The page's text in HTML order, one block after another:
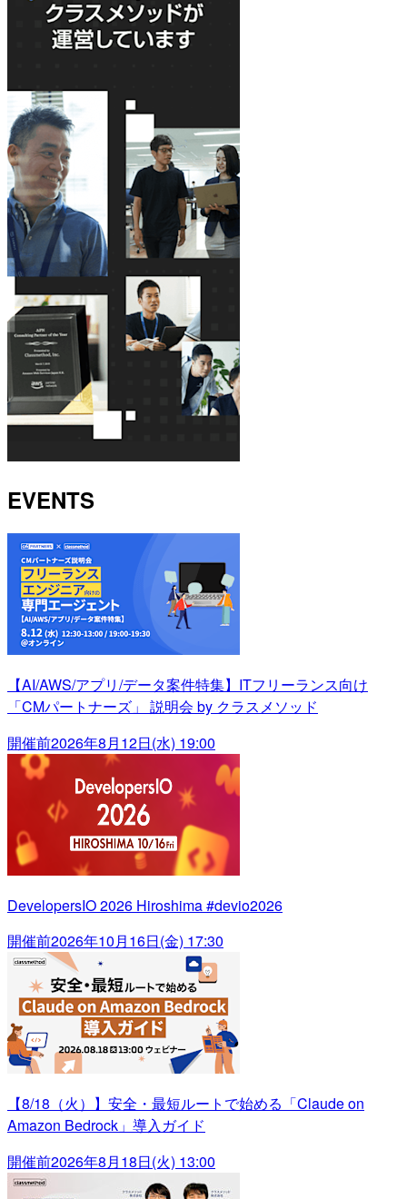
EVENTS
【AI/AWS/アプリ/データ案件特集】ITフリーランス向け
「CMパートナーズ」 説明会 by クラスメソッド
開催前2026年8月12日(水) 19:00
DevelopersIO 2026 Hiroshima #devio2026
開催前2026年10月16日(金) 17:30
【8/18（火）】安全・最短ルートで始める「Claude on
Amazon Bedrock」導入ガイド
開催前2026年8月18日(火) 13:00